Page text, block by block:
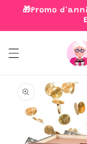
Skip to
🎁Promo
Skip to
product
information